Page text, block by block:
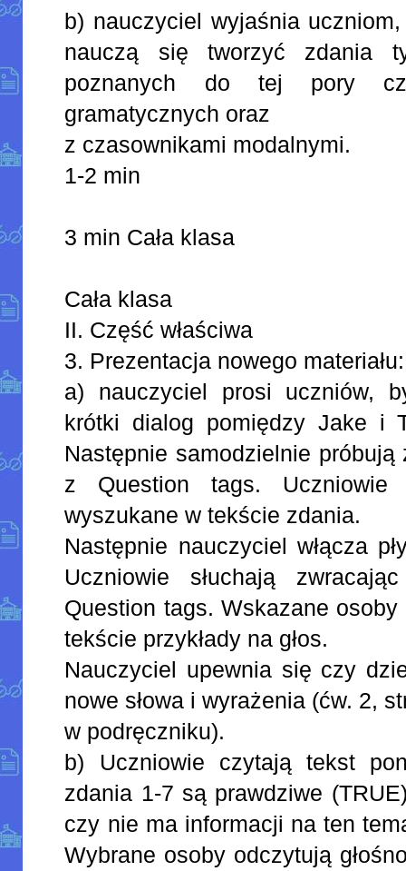
b) nauczyciel wyjaśnia
nauczą się tworzyć zdania
poznanych do tej pory
gramatycznych oraz
z czasownikami modalnymi.
1-2 min
3 min Cała klasa
Cała klasa
II. Część właściwa
3. Prezentacja nowego materiału:
a) nauczyciel prosi uczniów,
krótki dialog pomiędzy Jake i
Następnie samodzielnie próbują
z Question tags. Uczniowie
wyszukane w tekście zdania.
Następnie nauczyciel włącza
Uczniowie słuchają
Question tags. Wskazane
tekście przykłady na głos.
Nauczyciel upewnia się czy
nowe słowa i wyrażenia (ćw. 2,
w podręczniku).
b) Uczniowie czytają tekst
zdania 1-7 są prawdziwe
czy nie ma informacji na ten
Wybrane osoby odczytują